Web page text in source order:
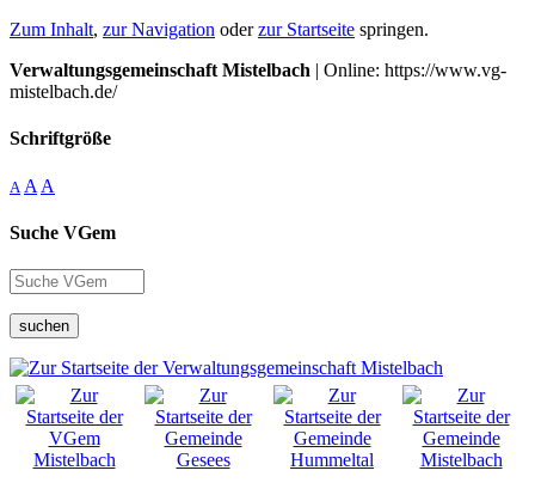
Zum Inhalt, zur Navigation oderzur Startseite springen.
Verwaltungsgemeinschaft Mistelbach | Online: https://www.vg-
mistelbach.de/
Schriftgröße
A A A
Suche VGem
suchen